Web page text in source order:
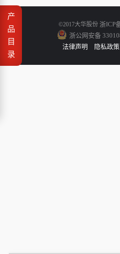
产
品
目
录
©2017大华股份 浙ICP
浙公网安备
法律声明
隐私政策